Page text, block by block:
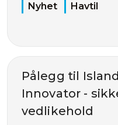
Nyhet
Havtil
Pålegg til
Innovator -
vedlikehold